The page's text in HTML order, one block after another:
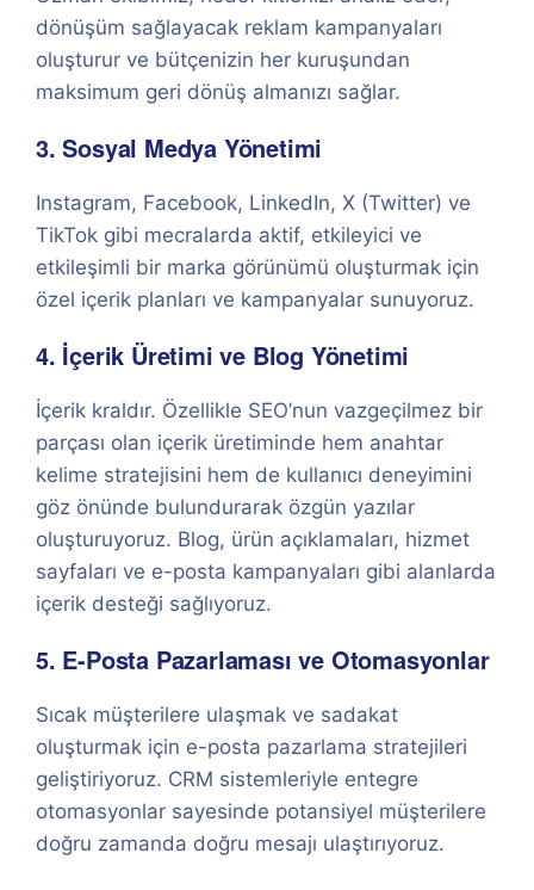
dönüşüm sağlayacak reklam kampanyaları
oluşturur ve bütçenizin her kuruşundan
maksimum geri dönüş almanızı sağlar.
3. Sosyal Medya Yönetimi
Instagram, Facebook, LinkedIn, X (Twitter) ve
TikTok gibi mecralarda aktif, etkileyici ve
etkileşimli bir marka görünümü oluşturmak için
özel içerik planları ve kampanyalar sunuyoruz.
4. İçerik Üretimi ve Blog Yönetimi
İçerik kraldır. Özellikle SEO’nun vazgeçilmez bir
parçası olan içerik üretiminde hem anahtar
kelime stratejisini hem de kullanıcı deneyimini
göz önünde bulundurarak özgün yazılar
oluşturuyoruz. Blog, ürün açıklamaları, hizmet
sayfaları ve e-posta kampanyaları gibi alanlarda
içerik desteği sağlıyoruz.
5. E-Posta Pazarlaması ve Otomasyonlar
Sıcak müşterilere ulaşmak ve sadakat
oluşturmak için e-posta pazarlama stratejileri
geliştiriyoruz. CRM sistemleriyle entegre
otomasyonlar sayesinde potansiyel müşterilere
doğru zamanda doğru mesajı ulaştırıyoruz.